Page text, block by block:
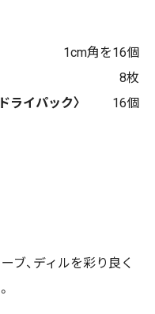
1cm角を16個
8枚
ライパック〉
16個
ブ、ディルを彩り良く